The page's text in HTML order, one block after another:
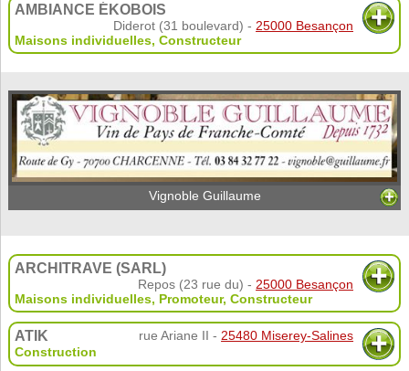
AMBIANCE ÉKOBOIS
Diderot (31 boulevard) - 25000 Besançon
Maisons individuelles, Constructeur
Vignoble Guillaume
ARCHITRAVE (SARL)
Repos (23 rue du) -25000 Besançon
Maisons individuelles, Promoteur, Constructeur
ATIK rue Ariane II -25480 Miserey-Salines
Construction